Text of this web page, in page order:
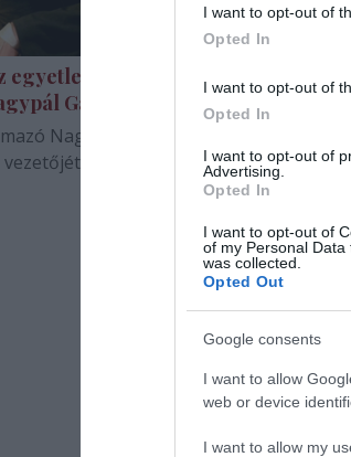
I want to opt-out of
Opted In
I want to opt-out of
Opted In
I want to opt-out of
Advertising.
Opted In
I want to opt-out of
of my Personal
was collected.
Opted Out
Google consents
I want to allow
web or device
I want to allow my
egyetlen mérvadó
Gábor válaszolt
Nagypál Gábor színészt, a
kérdezte a nol.hu.